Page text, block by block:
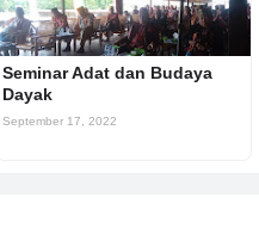
Seminar Adat dan Budaya
Dayak
September 17, 2022